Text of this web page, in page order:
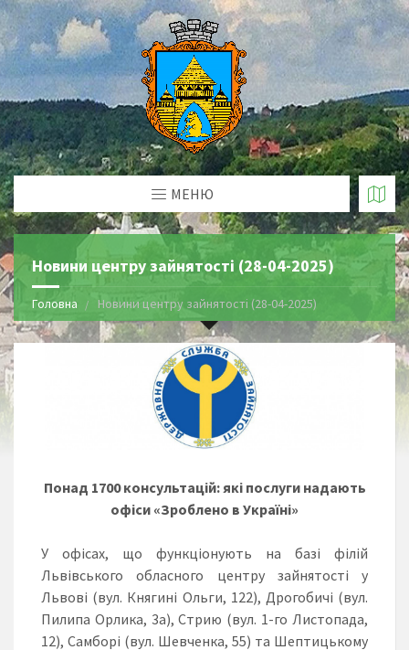
МЕНЮ
Новини центру зайнятості (28-04-2025)
Головна Новини центру зайнятості (28-04-2025)
Понад 1700 консультацій: які послуги надають
офіси «Зроблено в Україні»
У офісах, що функціонують на базі філій
Львівського обласного центру зайнятості у
Львові (вул. Княгині Ольги, 122), Дрогобичі (вул.
Пилипа Орлика, 3а), Стрию (вул. 1-го Листопада,
12), Самборі (вул. Шевченка, 55) та Шептицькому